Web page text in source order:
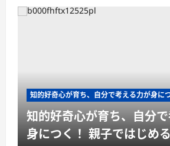
知的好奇心が育ち、自分で考える力が身に
知的好奇心が育ち、自分
身につく！ 親子ではじめ